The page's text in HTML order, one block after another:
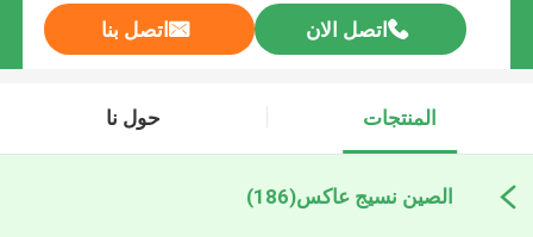
اتصل الان اتصل بنا
المنتجات حول نا
الصين نسيج عاكس(186)